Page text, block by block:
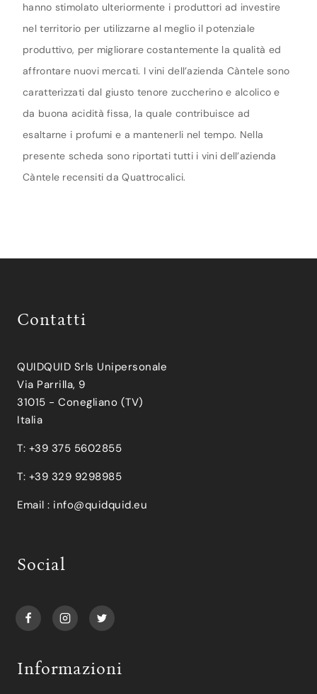
hanno stimolato ulteriormente i produttori ad investire
nel territorio per utilizzarne al meglio il potenziale
produttivo, per migliorare costantemente la qualità ed
affrontare nuovi mercati. I vini dell’azienda Càntele sono
caratterizzati dal giusto tenore zuccherino e alcolico e
da buona acidità fissa, la quale contribuisce ad
esaltarne i profumi e a mantenerli nel tempo. Nella
presente scheda sono riportati tutti i vini dell’azienda
Càntele recensiti da Quattrocalici.
Contatti
QUIDQUID Srls Unipersonale
Via Parrilla, 9
31015 - Conegliano (TV)
Italia
T: +39 375 5602855
T: +39 329 9298985
Email : info@quidquid.eu
Social
Informazioni